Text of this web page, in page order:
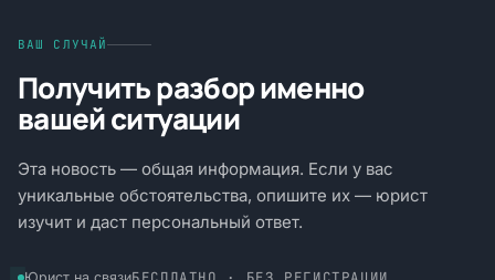
ВАШ СЛУЧАЙ
Получить разбор именно
вашей ситуации
Эта новость — общая информация. Если у вас
уникальные обстоятельства, опишите их — юрист
изучит и даст персональный ответ.